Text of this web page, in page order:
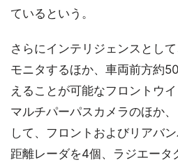
ているという。
さらにインテリジェンスとし
モニタするほか、車両前方約
えることが可能なフロントウ
マルチパーパスカメラのほか
して、フロントおよびリアバ
距離レーダを4個、ラジエータ